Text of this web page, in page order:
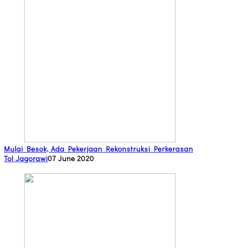
Mulai Besok, Ada Pekerjaan Rekonstruksi Perkerasan
Tol Jagorawi07 June 2020